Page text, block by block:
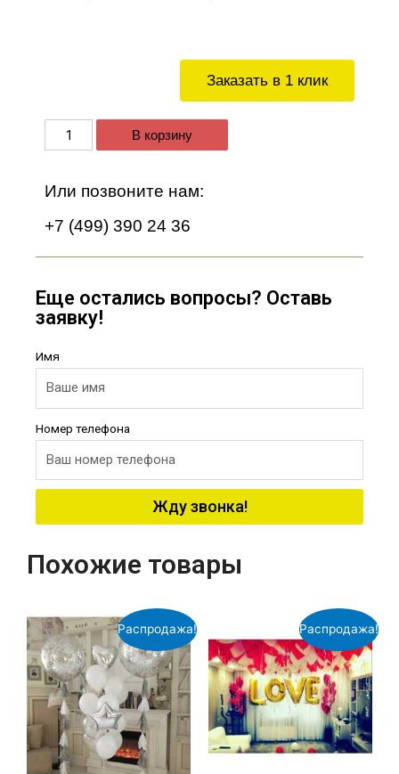
Заказать в 1 клик
В корзину
Или позвоните нам:
+7 (499) 390 24 36
Еще остались вопросы? Оставь
заявку!
Имя
Номер телефона
Жду звонка!
Похожие товары
Распродажа! Распродажа!